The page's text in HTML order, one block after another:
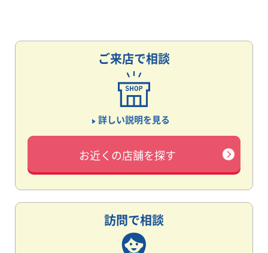
ご来店で相談
詳しい説明を見る
お近くの店舗を探す
訪問で相談